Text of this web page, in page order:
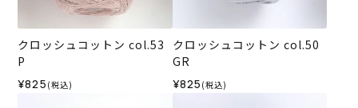
クロッシュコットン col.53
P
¥825 (税込)
クロッシュコットン col.50
GR
¥825 (税込)